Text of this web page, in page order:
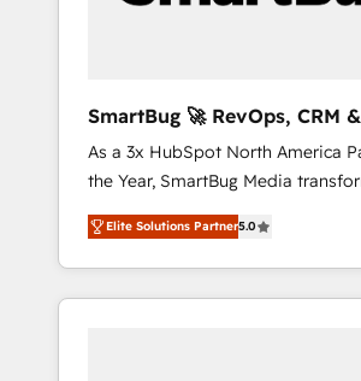
Hubで一体提供。 ▸ 既存CRM・MA
支援：Salesforce・Marketo・
移行、カスタム設計、履歴データ移
計まで。 ▸ AEO対応：ChatGPT・
のAI検索からの流入・引用を前提に
HubSpotアワード受賞・HUGリー
Elite Engineering & AI Scalable Architecture:
agents, and high-integrity
reporting clarity. Security & Compliance: SOC
2 Type I and HIPAA attested for
grade data security. 🏆 Why Bluleadz? GTM
OS Partner | 16+ Years Experience |
Five-Star Reviews
SmartBug 🚀 RevOps, CRM &
Integration Experts
As a 3x HubSpot North America
the Year, SmartBug Media
customer lifecycle into a revenue
unified ecosystem includes
divisions Globalia (AI &
Success Media (Paid Media),
Elite Solutions Partner5.0